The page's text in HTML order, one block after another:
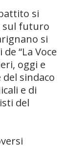
si
sul futuro
si
“La Voce
oggi e
sindaco
e di
del